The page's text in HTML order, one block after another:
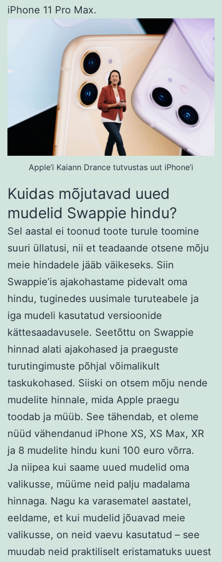
iPhone 11 Pro Max.
Apple’i Kaiann Drance tutvustas uut iPhone’i
Kuidas mõjutavad uued
mudelid Swappie hindu?
Sel aastal ei toonud toote turule toomine
suuri üllatusi, nii et teadaande otsene mõju
meie hindadele jääb väikeseks. Siin
Swappie’is ajakohastame pidevalt oma
hindu, tuginedes uusimale turuteabele ja
iga mudeli kasutatud versioonide
kättesaadavusele. Seetõttu on Swappie
hinnad alati ajakohased ja praeguste
turutingimuste põhjal võimalikult
taskukohased. Siiski on otsem mõju nende
mudelite hinnale, mida Apple praegu
toodab ja müüb. See tähendab, et oleme
nüüd vähendanud iPhone XS, XS Max, XR
ja 8 mudelite hindu kuni 100 euro võrra.
Ja niipea kui saame uued mudelid oma
valikusse, müüme neid palju madalama
hinnaga. Nagu ka varasematel aastatel,
eeldame, et kui mudelid jõuavad meie
valikusse, on neid vaevu kasutatud – see
muudab neid praktiliselt eristamatuks uuest